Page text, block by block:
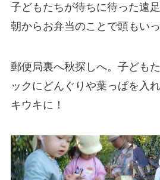
子どもたちが待ちに待った遠
朝からお弁当のことで頭もい
郵便局裏へ秋探しへ。子ども
ックにどんぐりや葉っぱを入
キウキに！